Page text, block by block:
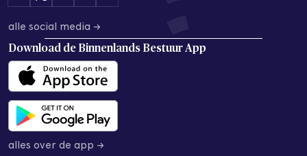
alle social media →
Download de Binnenlands Bestuur App
alles over de app →